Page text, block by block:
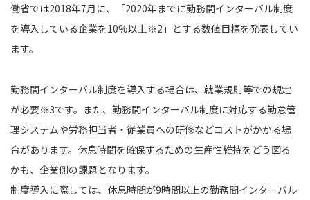
働省では2018年7月に、「2020年までに勤務間インターバル制度
を導入している企業を10%以上※2」とする数値目標を発表してい
ます。
勤務間インターバル制度を導入する場合は、就業規則等での規定
が必要※3です。また、勤務間インターバル制度に対応する勤怠管
理システムや労務担当者・従業員への研修などコストがかかる場
合があります。休息時間を確保するための生産性維持をどう図る
かも、企業側の課題となります。
制度導入に際しては、休息時間が9時間以上の勤務間インターバル